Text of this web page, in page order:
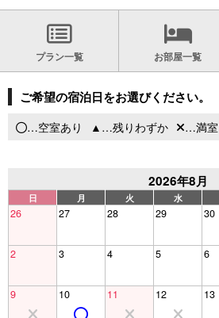
プラン一覧 お部屋一覧
ご希望の宿泊日をお選びください。
…空室あり …残りわずか …満室
2026年8月
日 月 火 水
26 27 28 29 30
2 3 4 5 6
9 10 11 12 13